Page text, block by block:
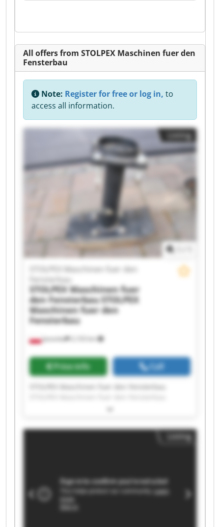
All offers from STOLPEX Maschinen fuer den
Fensterbau
Note: Register for free or log in, to
access all information.
Listing
Jasionka 2,103 km
STOLPEX Maschinen fuer den
Fensterbau
STOLPEX Maschinen fuer
den Fensterbau STOLPEX
Maschinen fuer den
Fensterbau
Price info Call
STOLPEX Maschinen fuer den Fensterbau
STOLPEX Maschinen fuer den Fensterbau
STOLPEX Maschinen fuer den Fensterbau
STOLPEX Maschinen fuer den Fensterbau
STOLPEX Maschinen fuer den Fensterbau
STOLPEX Maschinen fuer den Fensterbau
Listing